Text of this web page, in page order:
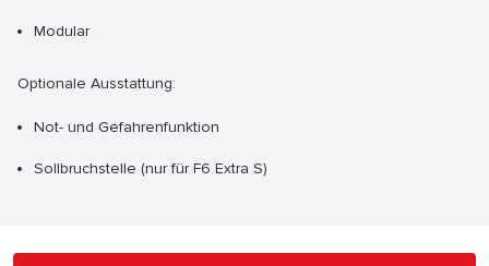
Modular
Optionale Ausstattung:
Not- und Gefahrenfunktion
Sollbruchstelle (nur für F6 Extra S)